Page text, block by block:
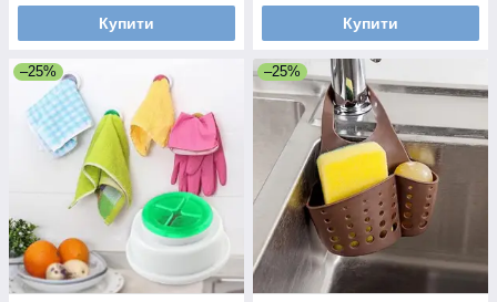
Купити Купити
–25% –25%